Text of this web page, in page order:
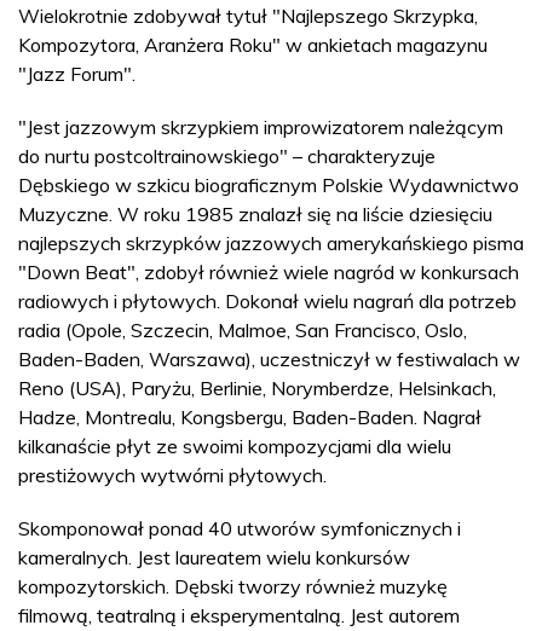
Wielokrotnie zdobywał tytuł "Najlepszego Skrzypka,
Kompozytora, Aranżera Roku" w ankietach magazynu
"Jazz Forum".
"Jest jazzowym skrzypkiem improwizatorem należącym
do nurtu postcoltrainowskiego" – charakteryzuje
Dębskiego w szkicu biograficznym Polskie Wydawnictwo
Muzyczne. W roku 1985 znalazł się na liście dziesięciu
najlepszych skrzypków jazzowych amerykańskiego pisma
"Down Beat", zdobył również wiele nagród w konkursach
radiowych i płytowych. Dokonał wielu nagrań dla potrzeb
radia (Opole, Szczecin, Malmoe, San Francisco, Oslo,
Baden-Baden, Warszawa), uczestniczył w festiwalach w
Reno (USA), Paryżu, Berlinie, Norymberdze, Helsinkach,
Hadze, Montrealu, Kongsbergu, Baden-Baden. Nagrał
kilkanaście płyt ze swoimi kompozycjami dla wielu
prestiżowych wytwórni płytowych.
Skomponował ponad 40 utworów symfonicznych i
kameralnych. Jest laureatem wielu konkursów
kompozytorskich. Dębski tworzy również muzykę
filmową, teatralną i eksperymentalną. Jest autorem